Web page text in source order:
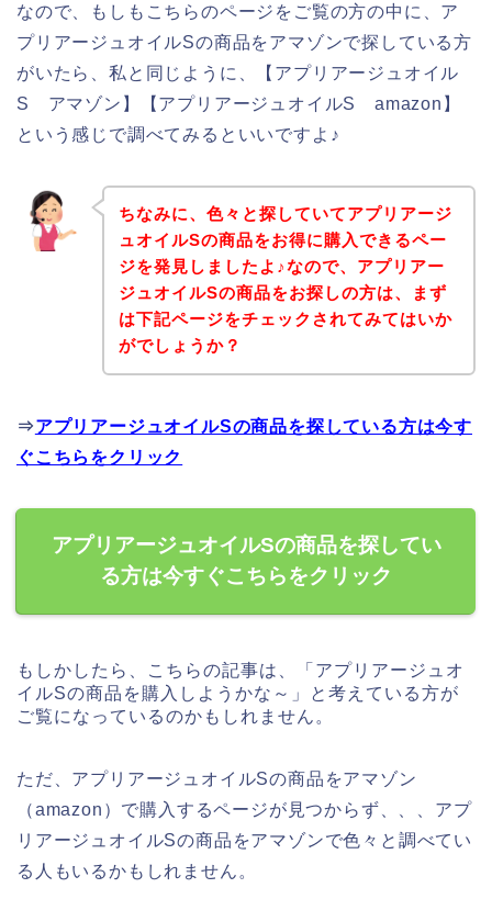
なので、もしもこちらのページをご覧の方の中に、ア
プリアージュオイルSの商品をアマゾンで探している方
がいたら、私と同じように、【アプリアージュオイル
S アマゾン】【アプリアージュオイルS amazon】
という感じで調べてみるといいですよ♪
ちなみに、色々と探していてアプリアージ
ュオイルSの商品をお得に購入できるペー
ジを発見しましたよ♪なので、アプリアー
ジュオイルSの商品をお探しの方は、まず
は下記ページをチェックされてみてはいか
がでしょうか？
⇒アプリアージュオイルSの商品を探している方は今す
ぐこちらをクリック
アプリアージュオイルSの商品を探してい
る方は今すぐこちらをクリック
もしかしたら、こちらの記事は、「アプリアージュオ
イルSの商品を購入しようかな～」と考えている方が
ご覧になっているのかもしれません。
ただ、アプリアージュオイルSの商品をアマゾン
（amazon）で購入するページが見つからず、、、アプ
リアージュオイルSの商品をアマゾンで色々と調べてい
る人もいるかもしれません。